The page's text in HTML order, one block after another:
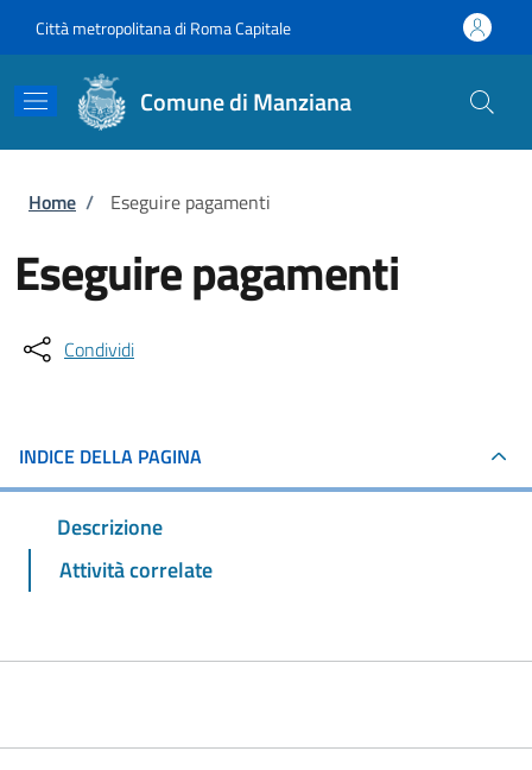
Città metropolitana di Roma Capitale
Comune di Manziana
Briciole di pane
Home / Eseguire pagamenti
Eseguire pagamenti
Condividi
INDICE DELLA PAGINA
Descrizione
Attività correlate